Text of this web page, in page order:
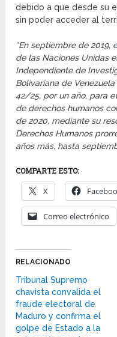
debido a que desde su
sin poder acceder al
*En septiembre de 2019,
de las Naciones Unidas
Independiente de
Bolivariana de
42/25, por un año, para
de derechos humanos
de 2020, mediante su
Derechos Humanos
años más, hasta
COMPARTE ESTO:
X
Correo electrónico
RELACIONADO
Tribunal Supremo
chavista convalida el
fraude electoral de
Maduro y confirma el
golpe de Estado a la